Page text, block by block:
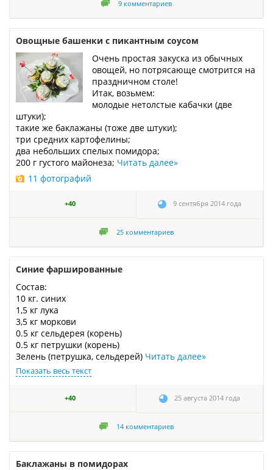
9 комментариев
Овощные башенки с пикантным соусом
Очень простая закуска из обычных
овощей, но потрясающе смотрится на
праздничном столе!
Итак, возьмем:
молодые нетолстые кабачки (две
штуки);
такие же баклажаны (тоже две штуки);
три средних картофелины;
два небольших спелых помидора;
200 г густого майонеза; Читать далее»
11 фотографий
+40 9 сентября 2014 года
25 комментариев
Синие фаршированные
Состав:
10 кг. синих
1,5 кг лука
3,5 кг моркови
0.5 кг сельдерея (корень)
0.5 кг петрушки (корень)
Зелень (петрушка, сельдерей) Читать далее»
Показать весь текст
+40 25 августа 2014 года
14 комментариев
Баклажаны в помидорах